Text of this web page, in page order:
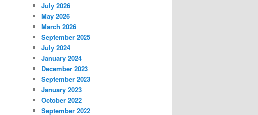
July 2026
May 2026
March 2026
September 2025
July 2024
January 2024
December 2023
September 2023
January 2023
October 2022
September 2022